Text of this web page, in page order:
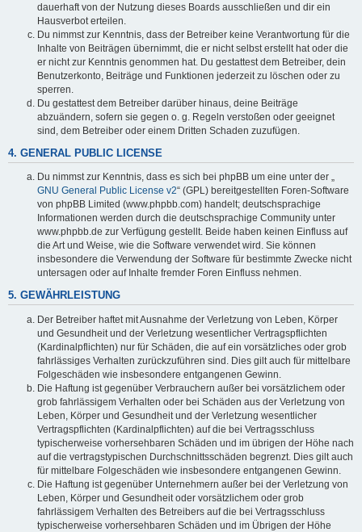
dauerhaft von der Nutzung dieses Boards ausschließen und dir ein
Hausverbot erteilen.
Du nimmst zur Kenntnis, dass der Betreiber keine Verantwortung für die
Inhalte von Beiträgen übernimmt, die er nicht selbst erstellt hat oder die
er nicht zur Kenntnis genommen hat. Du gestattest dem Betreiber, dein
Benutzerkonto, Beiträge und Funktionen jederzeit zu löschen oder zu
sperren.
Du gestattest dem Betreiber darüber hinaus, deine Beiträge
abzuändern, sofern sie gegen o. g. Regeln verstoßen oder geeignet
sind, dem Betreiber oder einem Dritten Schaden zuzufügen.
4. GENERAL PUBLIC LICENSE
Du nimmst zur Kenntnis, dass es sich bei phpBB um eine unter der „
GNU General Public License v2“ (GPL) bereitgestellten Foren-Software
von phpBB Limited (www.phpbb.com) handelt; deutschsprachige
Informationen werden durch die deutschsprachige Community unter
www.phpbb.de zur Verfügung gestellt. Beide haben keinen Einfluss auf
die Art und Weise, wie die Software verwendet wird. Sie können
insbesondere die Verwendung der Software für bestimmte Zwecke nicht
untersagen oder auf Inhalte fremder Foren Einfluss nehmen.
5. GEWÄHRLEISTUNG
Der Betreiber haftet mit Ausnahme der Verletzung von Leben, Körper
und Gesundheit und der Verletzung wesentlicher Vertragspflichten
(Kardinalpflichten) nur für Schäden, die auf ein vorsätzliches oder grob
fahrlässiges Verhalten zurückzuführen sind. Dies gilt auch für mittelbare
Folgeschäden wie insbesondere entgangenen Gewinn.
Die Haftung ist gegenüber Verbrauchern außer bei vorsätzlichem oder
grob fahrlässigem Verhalten oder bei Schäden aus der Verletzung von
Leben, Körper und Gesundheit und der Verletzung wesentlicher
Vertragspflichten (Kardinalpflichten) auf die bei Vertragsschluss
typischerweise vorhersehbaren Schäden und im übrigen der Höhe nach
auf die vertragstypischen Durchschnittsschäden begrenzt. Dies gilt auch
für mittelbare Folgeschäden wie insbesondere entgangenen Gewinn.
Die Haftung ist gegenüber Unternehmern außer bei der Verletzung von
Leben, Körper und Gesundheit oder vorsätzlichem oder grob
fahrlässigem Verhalten des Betreibers auf die bei Vertragsschluss
typischerweise vorhersehbaren Schäden und im Übrigen der Höhe